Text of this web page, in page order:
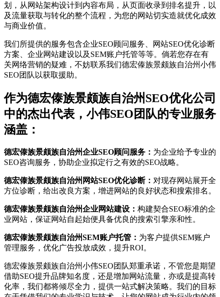
划，从网站架构设计到内容布局，从页面收录到排名提升，以
及流量获取与转化的整个流程，为您的网站切实造就优化成效
与商业价值。
我们所提供的服务包含企业SEO顾问服务、网站SEO优化诊断
方案、企业网站建设以及SEM账户托管等等。倘若您存在有
关网络营销的疑难，不妨联系我们德宏傣族景颇族自治州小伟
SEO团队以获取援助。
作为德宏傣族景颇族自治州SEO优化公司
中的杰出代表，小伟SEO团队的专业服务
涵盖：
德宏傣族景颇族自治州企业SEO顾问服务： 为企业给予专业的
SEO咨询服务，协助企业拟定行之有效的SEO战略。
德宏傣族景颇族自治州网站SEO优化诊断： 对现存网站展开全
方位诊断，给出改良方案，增进网站的良好状态和搜索排名。
德宏傣族景颇族自治州企业网站建设： 构建契合SEO标准的企
业网站，保证网站自起始便具备优良的搜索引擎亲和性。
德宏傣族景颇族自治州SEM账户托管： 为客户提供SEM账户
管理服务，优化广告投放成效，提升ROI。
德宏傣族景颇族自治州小伟SEO团队郑重承诺，不管您是期望
借助SEO提升品牌知名度，还是增加网站流量，亦或是提高转
化率，我们都将倾尽全力，提供一站式解决策略。我们的目标